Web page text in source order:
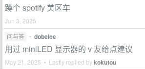
蹲个 spotify 美区车
Jun 3, 2025
问与答
• dobelee
用过 miniLED 显示器的 v 友给点建议
May 21, 2025 • Lastly replied bykokutou